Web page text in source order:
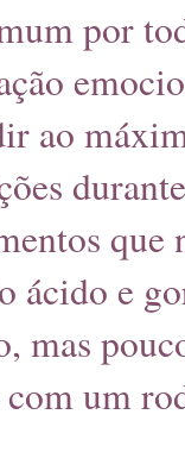
por
ao
que
ácido e
mas
com um